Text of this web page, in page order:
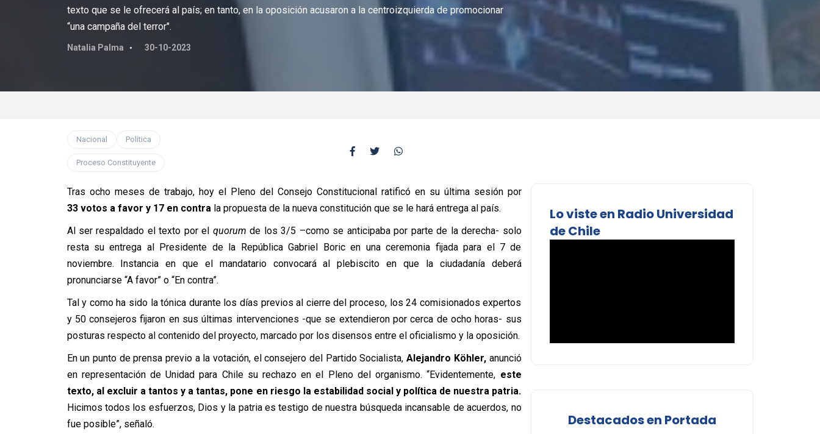
texto que se le ofrecerá al país; en tanto, en la oposición acusaron a la centroizquierda de promocionar
“una campaña del terror".
Natalia Palma 30-10-2023
Nacional Política
Proceso Constituyente
Tras ocho meses de trabajo, hoy el Pleno del Consejo Constitucional ratificó en su última sesión por
33 votos a favor y 17 en contrala propuesta de la nueva constitución que se le hará entrega al país.
Al ser respaldado el texto por el quorum de los 3/5 –como se anticipaba por parte de la derecha- solo
resta su entrega al Presidente de la República Gabriel Boric en una ceremonia fijada para el 7 de
noviembre. Instancia en que el mandatario convocará al plebiscito en que la ciudadanía deberá
pronunciarse “A favor” o “En contra”.
Tal y como ha sido la tónica durante los días previos al cierre del proceso, los 24 comisionados expertos
y 50 consejeros fijaron en sus últimas intervenciones -que se extendieron por cerca de ocho horas- sus
posturas respecto al contenido del proyecto, marcado por los disensos entre el oficialismo y la oposición.
En un punto de prensa previo a la votación, el consejero del Partido Socialista,Alejandro Köhler,anunció
en representación de Unidad para Chile su rechazo en el Pleno del organismo. “Evidentemente, este
texto, al excluir a tantos y a tantas, pone en riesgo la estabilidad social y política de nuestra patria.
Hicimos todos los esfuerzos, Dios y la patria es testigo de nuestra búsqueda incansable de acuerdos, no
fue posible”, señaló.
Lo viste en Radio Universidad
de Chile
Destacados en Portada